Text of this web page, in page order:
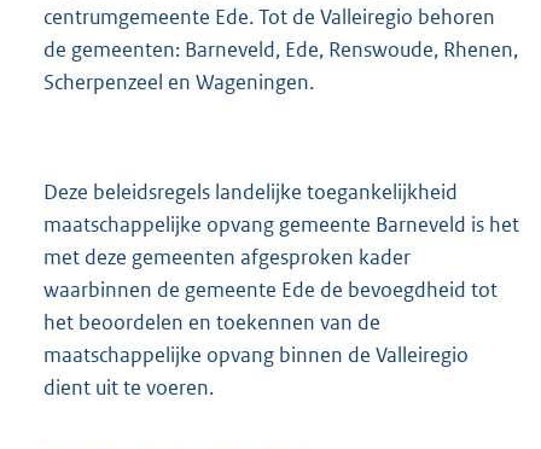
centrumgemeente Ede. Tot de Valleiregio behoren
de gemeenten: Barneveld, Ede, Renswoude, Rhenen,
Scherpenzeel en Wageningen.
Deze beleidsregels landelijke toegankelijkheid
maatschappelijke opvang gemeente Barneveld is het
met deze gemeenten afgesproken kader
waarbinnen de gemeente Ede de bevoegdheid tot
het beoordelen en toekennen van de
maatschappelijke opvang binnen de Valleiregio
dient uit te voeren.